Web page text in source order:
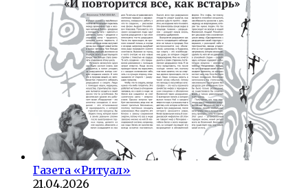
Газета «Ритуал»
21.04.2026